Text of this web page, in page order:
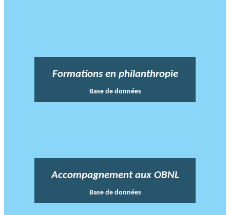
Formations en philanthropie
Base de données
Accompagnement aux OBNL
Base de données